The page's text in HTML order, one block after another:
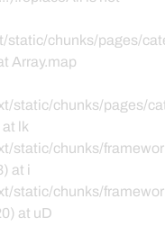
static/chunks/pages/
Array.map
static/chunks/pages/
lk
static/chunks/
at i
static/chunks/
at uD